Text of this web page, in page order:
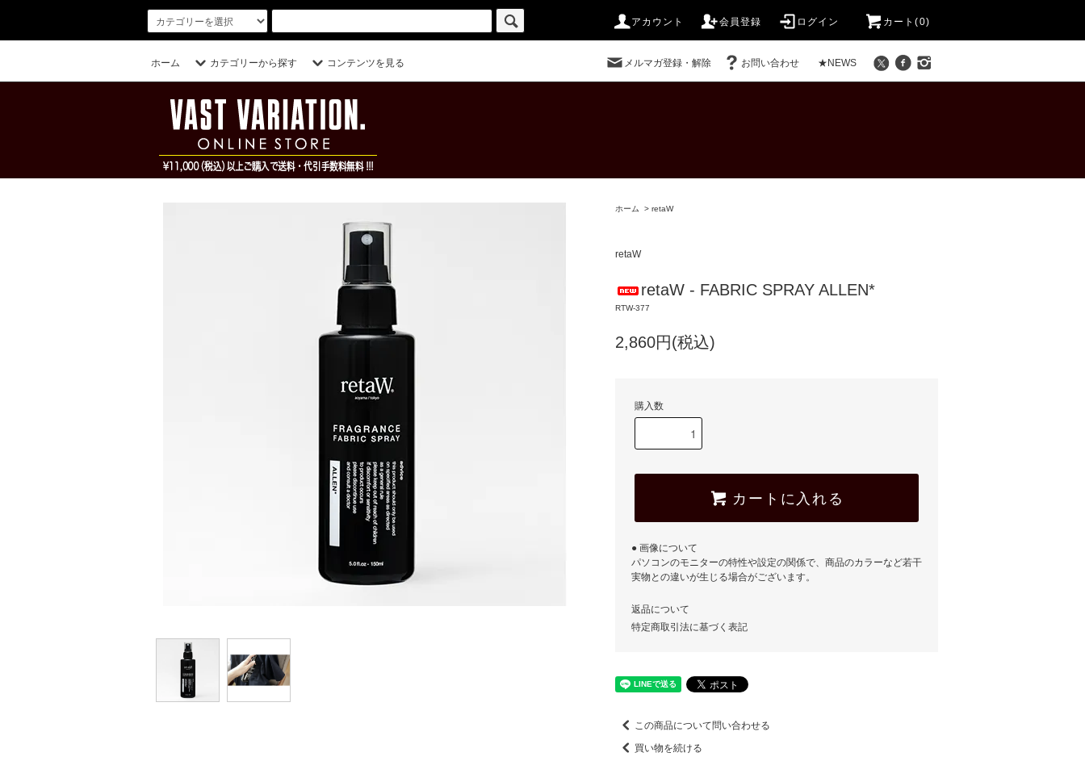
アカウント 会員登録 ログイン カート(0)
ホーム カテゴリーから探す コンテンツを見る メルマガ登録・解除 お問い合わせ ★NEWS
ホーム > retaW
retaW
retaW - FABRIC SPRAY ALLEN*
RTW-377
2,860円(税込)
購入数
カートに入れる
● 画像について
パソコンのモニターの特性や設定の関係で、商品のカラーなど若干
実物との違いが生じる場合がございます。
返品について
特定商取引法に基づく表記
この商品について問い合わせる
買い物を続ける